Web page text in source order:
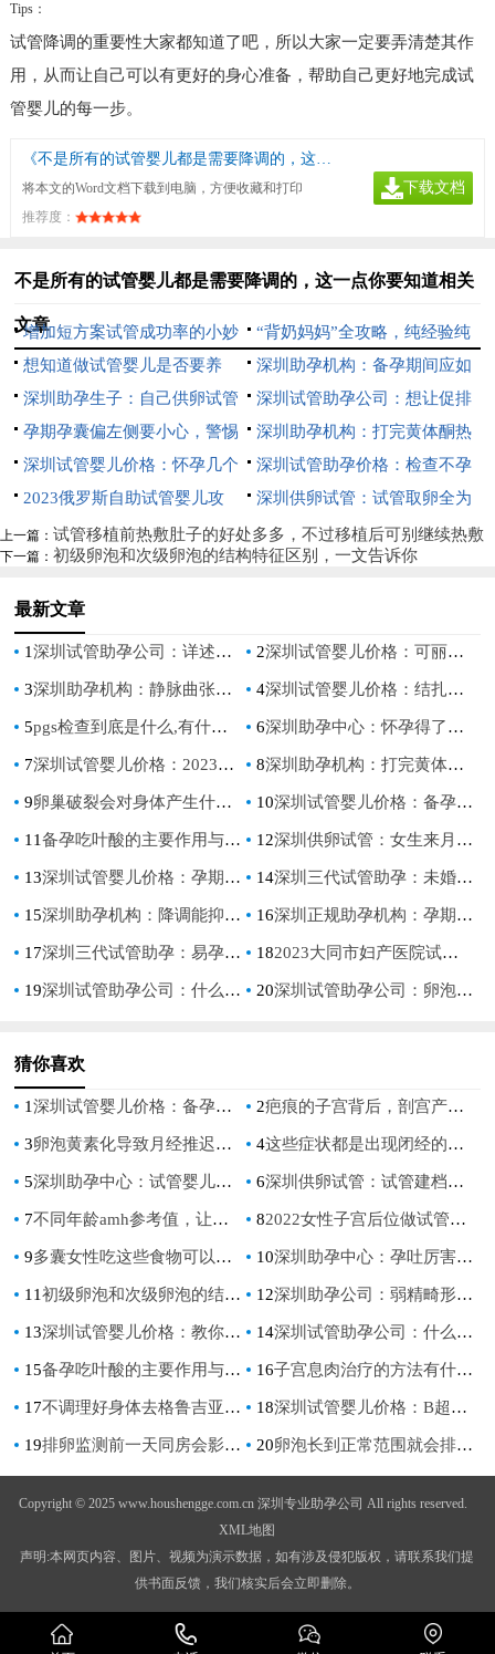
Tips：
试管降调的重要性大家都知道了吧，所以大家一定要弄清楚其作
用，从而让自己可以有更好的身心准备，帮助自己更好地完成试
管婴儿的每一步。
《不是所有的试管婴儿都是需要降调的，这一点你要知道》
将本文的Word文档下载到电脑，方便收藏和打印
推荐度：
下载文档
不是所有的试管婴儿都是需要降调的，这一点你要知道相关
文章
增加短方案试管成功率的小妙
招，用过的人都说好
“背奶妈妈”全攻略，纯经验纯
干货，请收好
想知道做试管婴儿是否要养
囊，养囊的标准是什么-
深圳助孕机构：备孕期间应如
何预防18三体出生缺陷？这3个
方法了解一下
深圳助孕生子：自己供卵试管
婴儿的全流程一文揭晓
深圳试管助孕公司：想让促排
流程起的作用更大最好注意这
些，早了解早起作用
孕期孕囊偏左侧要小心，警惕
出现胎儿发育不良或流产
深圳助孕机构：打完黄体酮热
敷的黄金时间分享，6个小时后
的效果大不相同！
深圳试管婴儿价格：怀孕几个
月不能做人流手术？孕期12周
的注意事项
深圳试管助孕价格：检查不孕
不育要查哪几项呢？三个必要检
查项目介绍
2023俄罗斯自助试管婴儿攻
略，三分钟带你了解全部流程！
深圳供卵试管：试管取卵全为
空卵的概率没想象中高，做好预
防工作很关键
上一篇： 试管移植前热敷肚子的好处多多，不过移植后可别继续热敷
下一篇： 初级卵泡和次级卵泡的结构特征区别，一文告诉你
最新文章
1深圳试管助孕公司：详述做试管后身体差的4种调理方法 2深圳试管婴儿价格：可丽蓝十字验孕棒怎么看？附使用方法和结果解读
3深圳助孕机构：静脉曲张会不会遗传，这些治疗方式能有效帮助解决烦恼 4深圳试管婴儿价格：结扎复通后多久可以怀孕,复通手术后一般多久能怀上
5pgs检查到底是什么,有什么作用 6深圳助孕中心：怀孕得了乙肝一定要注意，不要妄想孕期会自愈
7深圳试管婴儿价格：2023承德市附属医院试管婴儿攻略大全，附助孕支出费用明细参考 8深圳助孕机构：打完黄体酮热敷的黄金时间分享，6个小时后的效果大不相同！
9卵巢破裂会对身体产生什么影响呢？看完就有结果了 10深圳试管婴儿价格：备孕两年怀孕失败怎么办？附提高怀孕几率的方式
11备孕吃叶酸的主要作用与生男生女的关系真不大 12深圳供卵试管：女生来月经应该怎么处理，以下几点要注意！
13深圳试管婴儿价格：孕期发烧对胎儿有没有影响,孕妇发烧怎么物理降温 14深圳三代试管助孕：未婚可以冷冻卵子吗，冻卵最佳时机是多少岁
15深圳助孕机构：降调能抑制巧囊吗，巧囊降调再移植有什么作用？ 16深圳正规助孕机构：孕期甲状腺结节会影响孩子吗,甲状腺结节怀孕了怎么办
17深圳三代试管助孕：易孕体质的女性都有这些特征，快来将自己调理成易孕体质吧 182023大同市妇产医院试管婴儿攻略大全，费用及成功率参考
19深圳试管助孕公司：什么动作可以疏通输卵管？这3种运动赶快做起来 20深圳试管助孕公司：卵泡数量太少了怎么办,造成生育困难
猜你喜欢
1深圳试管婴儿价格：备孕两年怀孕失败怎么办？附提高怀孕几率的方式 2疤痕的子宫背后，剖宫产率高吗？
3卵泡黄素化导致月经推迟，要学会调理 4这些症状都是出现闭经的信号，要注意了！
5深圳助孕中心：试管婴儿一次成功虽有难度，把握这四点有望提高成功率 6深圳供卵试管：试管建档是什么？流程一定要搞清楚
7不同年龄amh参考值，让你更好地判断你的卵巢功能 82022女性子宫后位做试管婴儿能够成功吗-
9多囊女性吃这些食物可以让你的卵泡发育更好 10深圳助孕中心：孕吐厉害与胎儿性别关系不大，揭秘孕吐严重的四大原因
11初级卵泡和次级卵泡的结构特征区别，一文告诉你 12深圳助孕公司：弱精畸形症要治疗：可能是这几个原因造成的，别不当回事
13深圳试管婴儿价格：教你如何科学怀上双胞胎，成就双胞胎家庭 14深圳试管助孕公司：什么动作可以疏通输卵管？这3种运动赶快做起来
15备孕吃叶酸的主要作用与生男生女的关系真不大 16子宫息肉治疗的方法有什么,子宫内膜息肉怎么处理最好
17不调理好身体去格鲁吉亚做试管婴儿成功率也不见得很高 18深圳试管婴儿价格：B超可以看到胎儿的子宫吗？孕期的注意事项要了解清楚
19排卵监测前一天同房会影响检测结果吗？ 20卵泡长到正常范围就会排卵受孕，太大了就不能受孕
Copyright © 2025 www.houshengge.com.cn 深圳专业助孕公司 All rights reserved.
XML地图
声明:本网页内容、图片、视频为演示数据，如有涉及侵犯版权，请联系我们提
供书面反馈，我们核实后会立即删除。